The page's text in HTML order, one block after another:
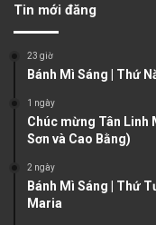
Tin mới đăng
23 giờ
Bánh Mì Sáng | Thứ
1 ngày
Chúc mừng Tân Linh
Sơn và Cao Bằng)
2 ngày
Bánh Mì Sáng | Thứ
Maria